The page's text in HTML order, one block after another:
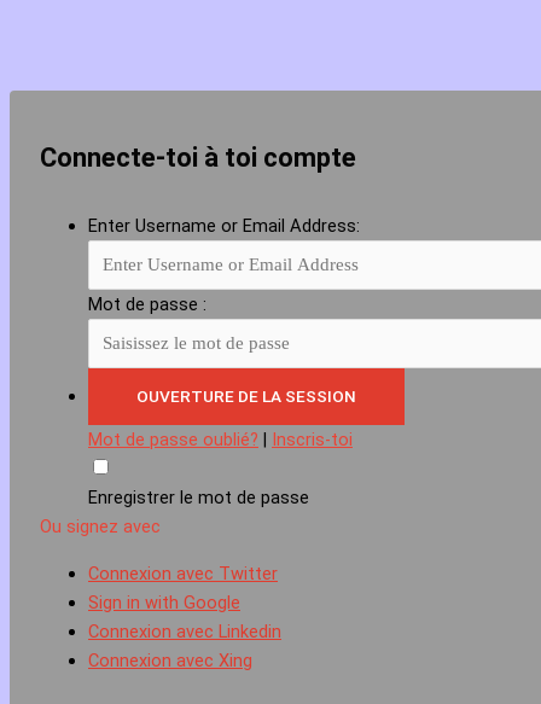
Connecte-toi à toi compte
Enter Username or Email Address:
Mot de passe :
Mot de passe oublié? | Inscris-toi
Enregistrer le mot de passe
Ou signez avec
Connexion avec Twitter
Sign in with Google
Connexion avec Linkedin
Connexion avec Xing